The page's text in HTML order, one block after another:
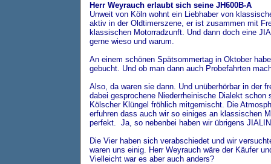
Herr Weyrauch erlaubt sich seine JH600B-A
Unweit von Köln wohnt ein Liebhaber von
aktiv in der Oldtimerszene, er ist zusammen mit
klassischen Motorradzunft. Und dann doch eine
gerne wieso und warum.
An einem schönen Spätsommertag in Oktober
gebucht. Und ob man dann auch Probefahrten
Also, da waren sie dann. Und unüberhörbar in der
dabei gesprochene Niederrheinische Dialekt
Kölscher Klüngel fröhlich mitgemischt. Die
erfuhren dass auch wir so einiges an klassischen
perfekt. Ja, so nebenbei haben wir übrigens
Die Vier haben sich verabschiedet und wir
waren uns einig. Herr Weyrauch wäre der Käufer
Vielleicht war es aber auch anders?